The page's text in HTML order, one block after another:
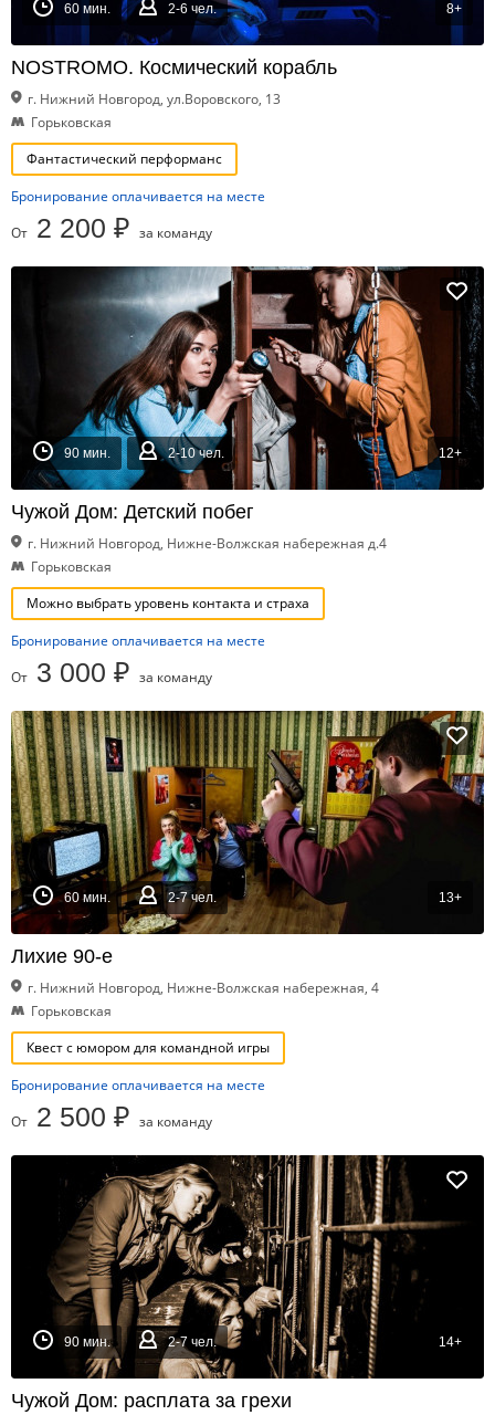
60 мин. 2-6 чел. 8+
NOSTROMO. Космический корабль
г. Нижний Новгород, ул.Воровского, 13
Горьковская
Фантастический перформанс
Бронирование оплачивается на месте
От 2 200 ₽ за команду
90 мин. 2-10 чел. 12+
Чужой Дом: Детский побег
г. Нижний Новгород, Нижне-Волжская набережная д.4
Горьковская
Можно выбрать уровень контакта и страха
Бронирование оплачивается на месте
От 3 000 ₽ за команду
60 мин. 2-7 чел. 13+
Лихие 90-е
г. Нижний Новгород, Нижне-Волжская набережная, 4
Горьковская
Квест с юмором для командной игры
Бронирование оплачивается на месте
От 2 500 ₽ за команду
90 мин. 2-7 чел. 14+
Чужой Дом: расплата за грехи